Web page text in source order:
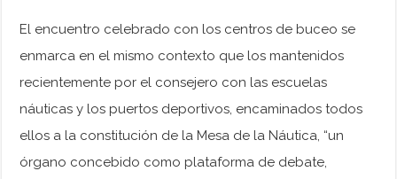
El encuentro celebrado con los centros de buceo se
enmarca en el mismo contexto que los mantenidos
recientemente por el consejero con las escuelas
náuticas y los puertos deportivos, encaminados todos
ellos a la constitución de la Mesa de la Náutica, “un
órgano concebido como plataforma de debate,